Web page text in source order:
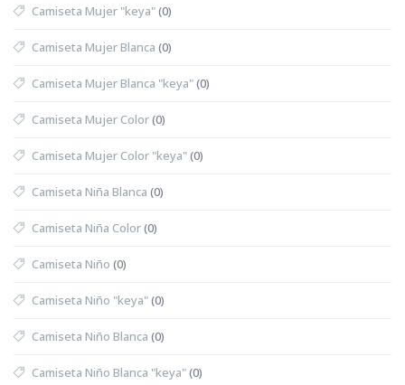
Camiseta Mujer "keya"(0)
Camiseta Mujer Blanca (0)
Camiseta Mujer Blanca "keya"(0)
Camiseta Mujer Color(0)
Camiseta Mujer Color "keya"(0)
Camiseta Niña Blanca (0)
Camiseta Niña Color(0)
Camiseta Niño (0)
Camiseta Niño "keya"(0)
Camiseta Niño Blanca (0)
Camiseta Niño Blanca "keya"(0)